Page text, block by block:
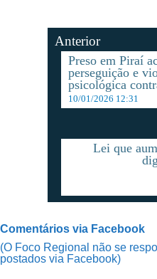
Anterior
Preso em Piraí
perseguição e
psicológica
10/01/2026 12:31
Lei que
Comentários via Facebook
(O Foco Regional não se
postados via Facebook)